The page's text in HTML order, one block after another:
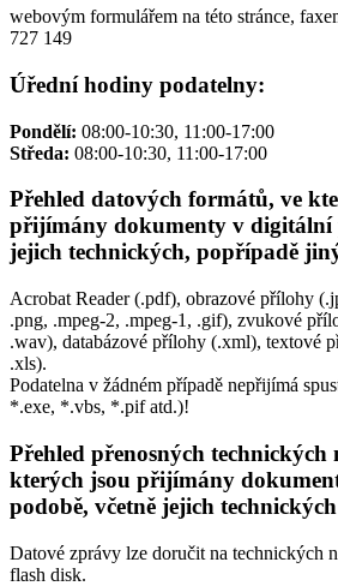
webovým formulářem na této stránce,
727 149
Úřední hodiny podatelny:
Pondělí: 08:00-10:30, 11:00-17:00
Středa: 08:00-10:30, 11:00-17:00
Přehled datových formátů, ve
přijímány dokumenty v digitální
jejich technických, popřípadě
Acrobat Reader (.pdf), obrazové přílohy
.png, .mpeg-2, .mpeg-1, .gif), zvukové
.wav), databázové přílohy (.xml), textové
.xls).
Podatelna v žádném případě nepřijímá
*.exe, *.vbs, *.pif atd.)!
Přehled přenosných technických
kterých jsou přijímány
podobě, včetně jejich
Datové zprávy lze doručit na technických
flash disk.